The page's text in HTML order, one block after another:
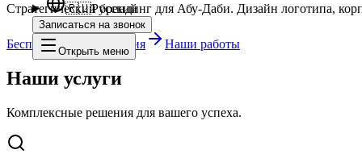
🇷🇺Русский
Записаться на звонок
Открыть меню
Стратегический брендинг для Абу-Даби. Дизайн логотипа,
Бесплатная консультация Наши работы
Наши услуги
Комплексные решения для вашего успеха.